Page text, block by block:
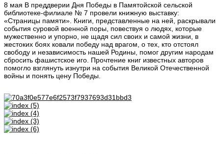
8 мая В преддверии Дня Победы в Памятойской сельской
библиотеке-филиале № 7 провели книжную выставку:
«Страницы памяти». Книги, представленные на ней, раскрывали
события суровой военной поры, повествуя о людях, которые
мужественно и упорно, не щадя сил своих и самой жизни, в
жестоких боях ковали победу над врагом, о тех, кто отстоял
свободу и независимость нашей Родины, помог другим народам
сбросить фашистское иго. Прочтение книг известных авторов
помогло взглянуть изнутри на события Великой Отечественной
войны и понять цену Победы.